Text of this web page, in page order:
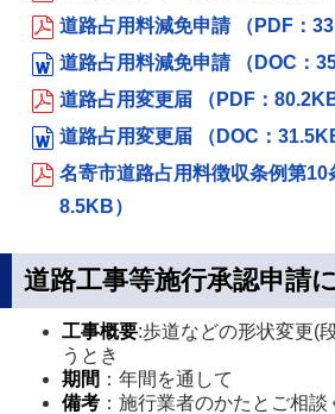
道路占用料減免申請 （PDF：
道路占用料減免申請 （DOC：
道路占用変更届 （PDF：80.2KB
道路占用変更届 （DOC：
名寄市道路占用料徴収条例第
8.5KB）
道路工事等施行承認申請
工事概要:歩道などの形状変更(
うとき
期間 ：年間を通して
備考 ：施行業者のかたとご相